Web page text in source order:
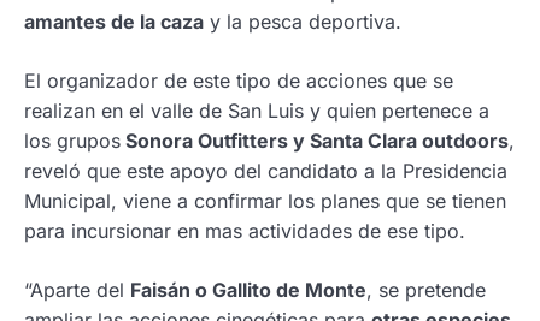
amantes de la caza y la pesca deportiva.
El organizador de este tipo de acciones que se
realizan en el valle de San Luis y quien pertenece a
los grupos Sonora Outfitters y Santa Clara outdoors,
reveló que este apoyo del candidato a la Presidencia
Municipal, viene a confirmar los planes que se tienen
para incursionar en mas actividades de ese tipo.
“Aparte del Faisán o Gallito de Monte, se pretende